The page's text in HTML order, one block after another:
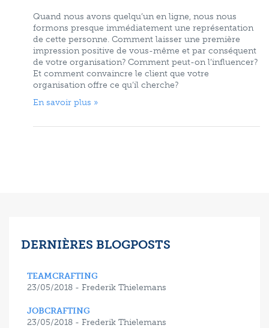
Quand nous avons quelqu’un en ligne, nous nous
formons presque immédiatement une représentation
de cette personne. Comment laisser une première
impression positive de vous-même et par conséquent
de votre organisation? Comment peut-on l’influencer?
Et comment convaincre le client que votre
organisation offre ce qu’il cherche?
En savoir plus »
DERNIÈRES BLOGPOSTS
TEAMCRAFTING
23/05/2018 - Frederik Thielemans
JOBCRAFTING
23/05/2018 - Frederik Thielemans